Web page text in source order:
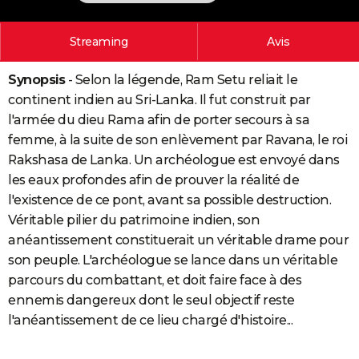
PHOTO
BONS PLANS
CARTE DE VOEUX
Carte de Noël
Carte Bonne année
Carte Saint-Valentin
Carte Pâques
Carte d'anniversaire
DICTIONNAIRE
Dictionnaire
Biographies
Citations
Expressions
Proverbes
PROGRAMME TV
COPAINS D'AVANT
S'inscrire
Se connecter
Lycées
Collèges
Primaires
Universités
Entreprises
Service militaire
Avis de recherche
AVIS DE DÉCÈS
FORUM
Bricolage
Lifestyle
Culture
Sport
Auto
Television
Voyage
Cinema
Streaming Avis
Synopsis- Selon la légende, Ram Setu reliait le
continent indien au Sri-Lanka. Il fut construit par
l'armée du dieu Rama afin de porter secours à sa
femme, à la suite de son enlèvement par Ravana, le roi
Rakshasa de Lanka. Un archéologue est envoyé dans
les eaux profondes afin de prouver la réalité de
l'existence de ce pont, avant sa possible destruction.
Véritable pilier du patrimoine indien, son
anéantissement constituerait un véritable drame pour
son peuple. L'archéologue se lance dans un véritable
parcours du combattant, et doit faire face à des
ennemis dangereux dont le seul objectif reste
l'anéantissement de ce lieu chargé d'histoire...